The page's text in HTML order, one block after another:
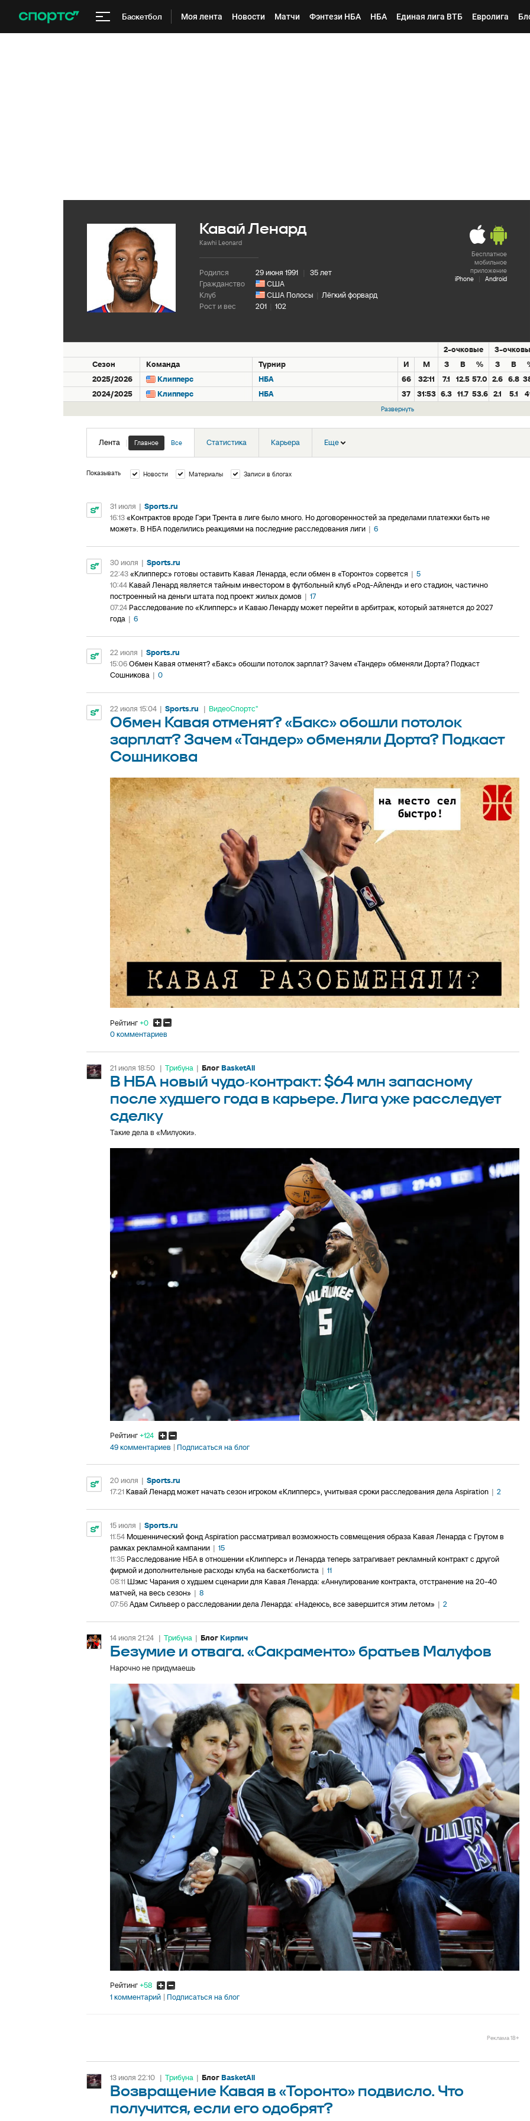
Баскетбол Моя лента Новости Матчи Фэнтези НБА НБА Единая лига ВТБ Евролига
Бесплатное
мобильное
приложение
iPhone
| Android
Кавай Ленард
Kawhi Leonard
Родился 29 июня 1991
35 лет
Гражданство
США
Клуб
США Полосы
Лёгкий форвард
Рост и вес
201 102
2-очковые 3-
Сезон
Команда Турнир И М З В % З В
2025/2026
Клипперс НБА 66 32:11 7.1 12.5 57.0 2.6 6.8
2024/2025
Клипперс НБА 37 31:53 6.3 11.7 53.6 2.1 5.1
Развернуть
Лента | Главное Все Статистика Карьера Еще
Показывать Новости Материалы Записи в блогах
31 июля | Sports.ru
16:13«Контрактов вроде Гэри Трента в лиге было много. Но договоренностей за пределами платежки быть не
может». В НБА поделились реакциями на последние расследования лиги | 6
30 июля | Sports.ru
22:43«Клипперс» готовы оставить Кавая Ленарда, если обмен в «Торонто» сорвется | 5
10:44 Кавай Ленард является тайным инвестором в футбольный клуб «Род-Айленд» и его стадион, частично
построенный на деньги штата под проект жилых домов | 17
07:24 Расследование по «Клипперс» и Каваю Ленарду может перейти в арбитраж, который затянется до 2027
года | 6
22 июля | Sports.ru
15:06Обмен Кавая отменят? «Бакс» обошли потолок зарплат? Зачем «Тандер» обменяли Дорта? Подкаст
Сошникова | 0
22 июля 15:04 | Sports.ru | ВидеоСпортс"
Обмен Кавая отменят? «Бакс» обошли потолок
зарплат? Зачем «Тандер» обменяли Дорта? Подкаст
Сошникова
Рейтинг+0
0 комментариев
21 июля 18:50 | Трибуна | БлогBasketAll
В НБА новый чудо-контракт: $64 млн запасному
после худшего года в карьере. Лига уже расследует
сделку
Такие дела в «Милуоки».
Рейтинг+124
49 комментариев
Подписаться на блог
20 июля | Sports.ru
17:21 Кавай Ленард может начать сезон игроком «Клипперс», учитывая сроки расследования дела Aspiration | 2
15 июля | Sports.ru
11:54 Мошеннический фонд Aspiration рассматривал возможность совмещения образа Кавая Ленарда с Грутом в
рамках рекламной кампании | 15
11:35 Расследование НБА в отношении «Клипперс» и Ленарда теперь затрагивает рекламный контракт с другой
фирмой и дополнительные расходы клуба на баскетболиста | 11
08:11 Шэмс Чарания о худшем сценарии для Кавая Ленарда: «Аннулирование контракта, отстранение на 20-40
матчей, на весь сезон» | 8
07:56Адам Сильвер о расследовании дела Ленарда: «Надеюсь, все завершится этим летом» | 2
14 июля 21:24 | Трибуна | БлогКирпич
Безумие и отвага. «Сакраменто» братьев Малуфов
Нарочно не придумаешь
Рейтинг+58
1 комментарий
Подписаться на блог
Реклама 18+
13 июля 22:10 | Трибуна | БлогBasketAll
Возвращение Кавая в «Торонто» подвисло. Что
получится, если его одобрят?